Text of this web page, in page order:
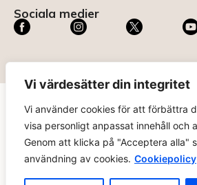
Vi värdesätter din integritet
Vi använder cookies för att förbättra
visa personligt anpassat innehåll och
Genom att klicka på "Acceptera alla"
användning av cookies. Cookiepolicy
Sociala medier
TRF KORT®är ett registrerat
ABC Digital AB (nr 636465) hos
registreringsverket
.